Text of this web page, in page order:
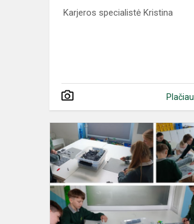
Karjeros specialistė Kristina
Plačiau